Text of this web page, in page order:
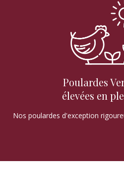
Poulardes
élevées en
Nos poulardes d'exception